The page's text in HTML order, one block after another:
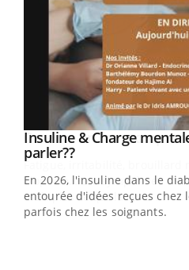
Youtube
Insuline & Charge
parler??Youtube
En 2026, l'insuline dans le
entourée d'idées reçues chez
parfois chez les soignants.